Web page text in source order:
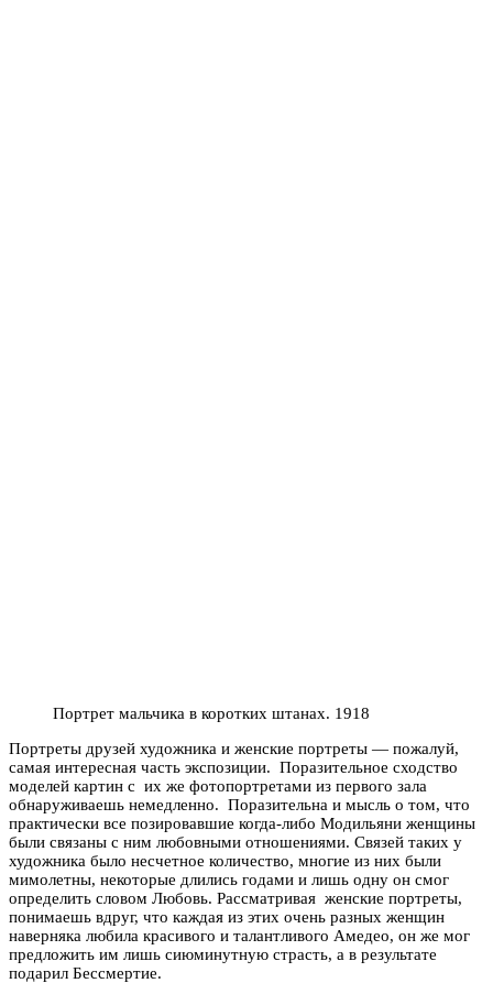
Портрет мальчика в коротких штанах. 1918
Портреты друзей художника и женские портреты — пожалуй,
самая интересная часть экспозиции. Поразительное сходство
моделей картин с их же фотопортретами из первого зала
обнаруживаешь немедленно. Поразительна и мысль о том, что
практически все позировавшие когда-либо Модильяни женщины
были связаны с ним любовными отношениями. Связей таких у
художника было несчетное количество, многие из них были
мимолетны, некоторые длились годами и лишь одну он смог
определить словом Любовь. Рассматривая женские портреты,
понимаешь вдруг, что каждая из этих очень разных женщин
наверняка любила красивого и талантливого Амедео, он же мог
предложить им лишь сиюминутную страсть, а в результате
подарил Бессмертие.